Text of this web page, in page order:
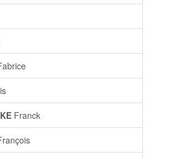
Franck